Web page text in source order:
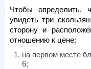
Чтобы
увидеть три
сторону и
отношению к цене:
на первом месте
6;